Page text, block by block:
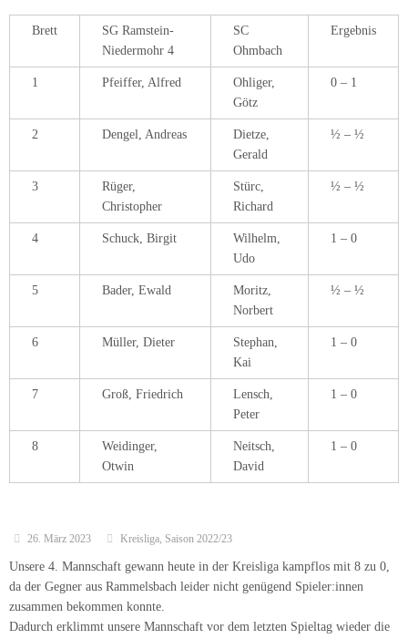
Brett
SG Ramstein-
Niedermohr 4
SC
Ohmbach
Ergebnis
1 Pfeiffer, Alfred
Ohliger,
Götz
0 – 1
2 Dengel, Andreas
Dietze,
Gerald
½ – ½
3
Rüger,
Christopher
Stürc,
Richard
½ – ½
4 Schuck, Birgit
Wilhelm,
Udo
1 – 0
5 Bader, Ewald
Moritz,
Norbert
½ – ½
6 Müller, Dieter
Stephan,
Kai
1 – 0
7 Groß, Friedrich
Lensch,
Peter
1 – 0
8
Weidinger,
Otwin
Neitsch,
David
1 – 0
26. März 2023 Kreisliga, Saison 2022/23
Unsere 4. Mannschaft gewann heute in der Kreisliga kampflos mit 8 zu 0,
da der Gegner aus Rammelsbach leider nicht genügend Spieler:innen
zusammen bekommen konnte.
Dadurch erklimmt unsere Mannschaft vor dem letzten Spieltag wieder die